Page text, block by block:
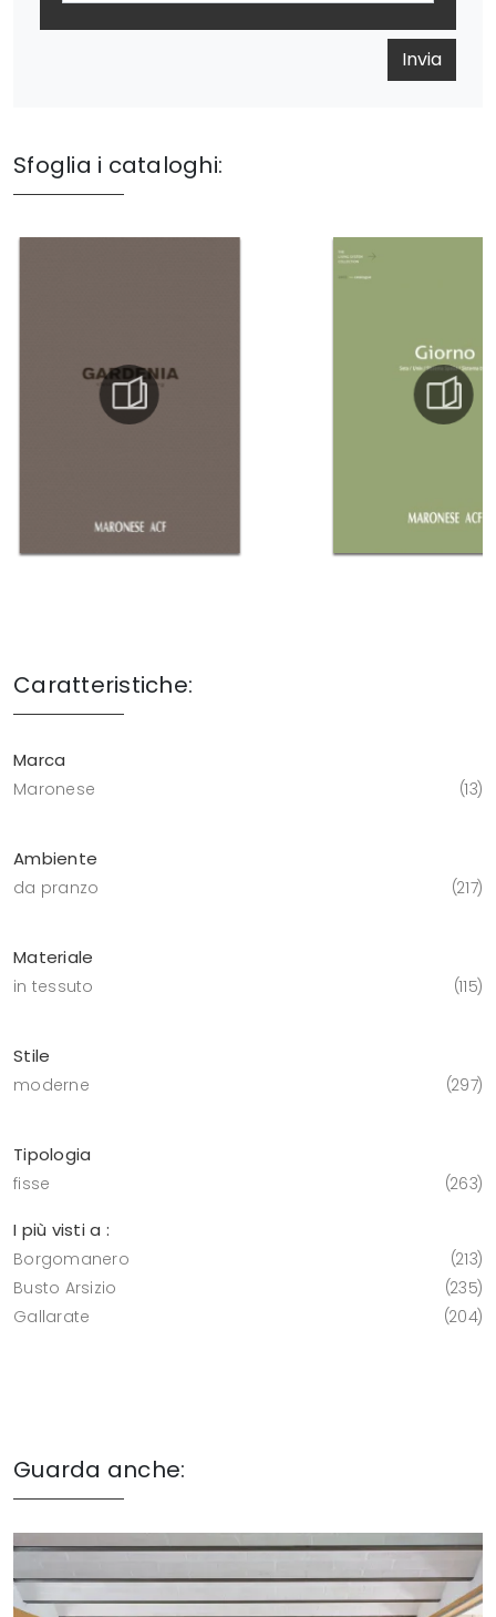
Invia
Sfoglia i cataloghi:
Caratteristiche:
Marca
Maronese 13
Ambiente
da pranzo 217
Materiale
in tessuto 115
Stile
moderne 297
Tipologia
fisse 263
I più visti a :
Borgomanero
213
Busto Arsizio
235
Gallarate
204
Guarda anche: